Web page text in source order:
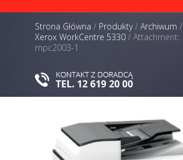
Strona Główna / Produkty/ Archiwum /
Xerox WorkCentre 5330 / Attachment:
mpc2003-1